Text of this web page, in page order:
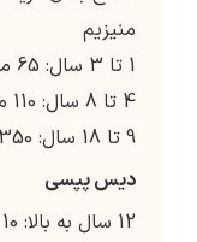
منیزیم
1 تا 3 سال: 65 میلی گرم
4 تا 8 سال: 110 میلی گرم
9 تا 18 سال: 350 میلی گرم
دیس پپسی